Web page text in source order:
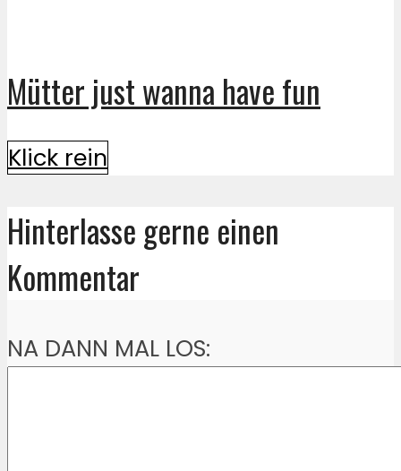
Mütter just wanna have fun
Klick rein
Hinterlasse gerne einen
Kommentar
NA DANN MAL LOS: